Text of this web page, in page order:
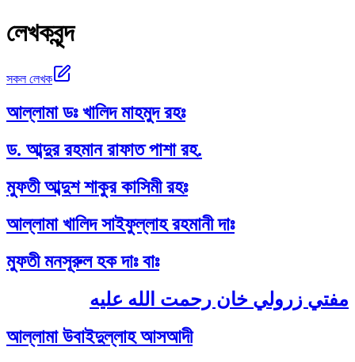
লেখকবৃন্দ
সকল লেখক
আল্লামা ডঃ খালিদ মাহমুদ রহঃ
ড. আব্দুর রহমান রাফাত পাশা রহ.
মুফতী আব্দুশ শাকুর কাসিমী রহঃ
আল্লামা খালিদ সাইফুল্লাহ রহমানী দাঃ
মুফতী মনসূরুল হক দাঃ বাঃ
مفتي زرولي خان رحمت الله عليه
আল্লামা উবাইদুল্লাহ আসআদী